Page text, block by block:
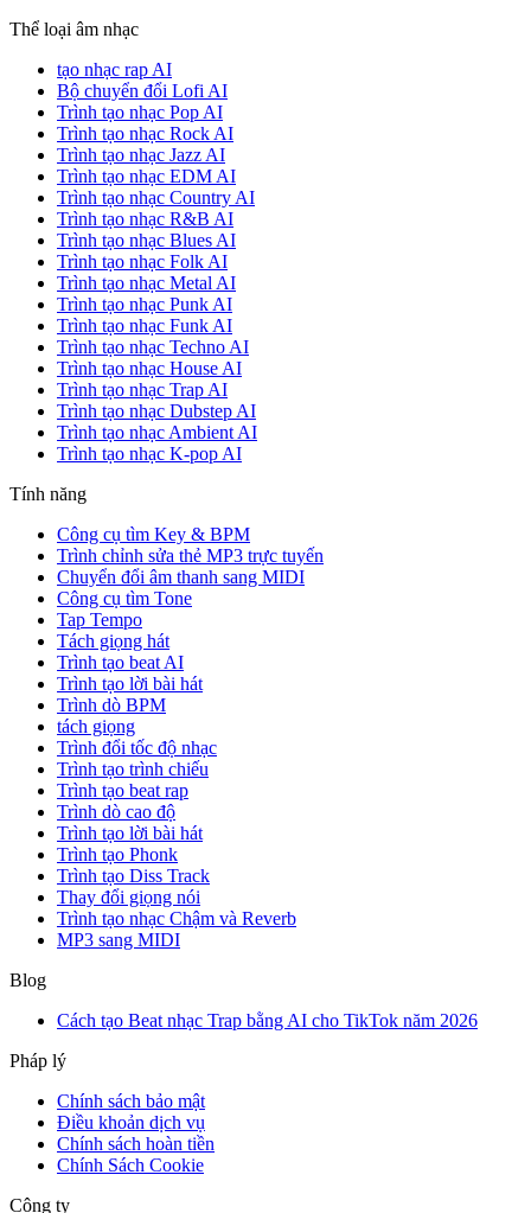
Thể loại âm nhạc
tạo nhạc rap AI
Bộ chuyển đổi Lofi AI
Trình tạo nhạc Pop AI
Trình tạo nhạc Rock AI
Trình tạo nhạc Jazz AI
Trình tạo nhạc EDM AI
Trình tạo nhạc Country AI
Trình tạo nhạc R&B AI
Trình tạo nhạc Blues AI
Trình tạo nhạc Folk AI
Trình tạo nhạc Metal AI
Trình tạo nhạc Punk AI
Trình tạo nhạc Funk AI
Trình tạo nhạc Techno AI
Trình tạo nhạc House AI
Trình tạo nhạc Trap AI
Trình tạo nhạc Dubstep AI
Trình tạo nhạc Ambient AI
Trình tạo nhạc K-pop AI
Tính năng
Công cụ tìm Key & BPM
Trình chỉnh sửa thẻ MP3 trực tuyến
Chuyển đổi âm thanh sang MIDI
Công cụ tìm Tone
Tap Tempo
Tách giọng hát
Trình tạo beat AI
Trình tạo lời bài hát
Trình dò BPM
tách giọng
Trình đổi tốc độ nhạc
Trình tạo trình chiếu
Trình tạo beat rap
Trình dò cao độ
Trình tạo lời bài hát
Trình tạo Phonk
Trình tạo Diss Track
Thay đổi giọng nói
Trình tạo nhạc Chậm và Reverb
MP3 sang MIDI
Blog
Cách tạo Beat nhạc Trap bằng AI cho TikTok năm 2026
Pháp lý
Chính sách bảo mật
Điều khoản dịch vụ
Chính sách hoàn tiền
Chính Sách Cookie
Công ty